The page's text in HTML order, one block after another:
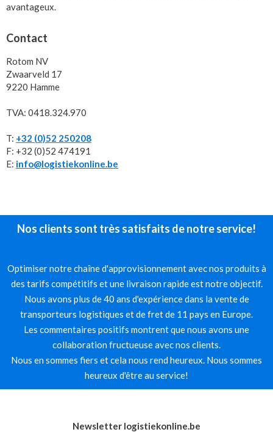
avantageux.
Contact
Rotom NV
Zwaarveld 17
9220 Hamme
TVA: 0418.324.970
T: +32 (0)52 250208
F: +32 (0)52 474191
E: info@logistiekonline.be
Nos clients sont très satisfaits de notre service!
Optimiser notre chaîne d'approvisionnement avec nos produits à
des tarifs compétitifs et une livraison rapide est notre objectif.
Nous avons plus de 40 ans d'expérience dans la vente de
transporteurs logistiques et de fret de 11 pays en Europe.
Les commentaires positifs montrent que nous avons une
collaboration fructueuse avec nos clients.
Nous en sommes fiers et cela nous rend heureux. Nous sommes
heureux d'être au service!
Newsletter logistiekonline.be